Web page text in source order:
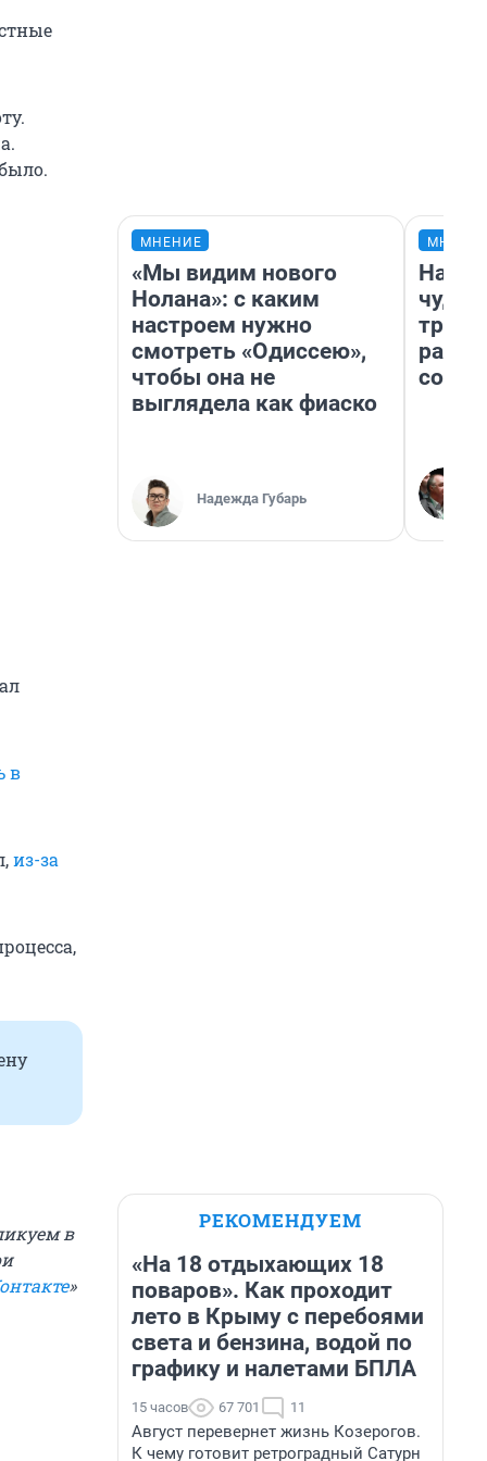
в
из-за
в
»
МНЕНИЕ
«Мы видим нового
Нолана»: с каким
настроем нужно
смотреть «Одиссею»,
чтобы она не
выглядела как фиаско
Надежда Губарь
РЕКОМЕНДУЕМ
«На 18 отдыхающих 18
поваров». Как проходит
лето в Крыму с перебоями
света и бензина, водой по
графику и налетами БПЛА
15 часов 67 701 11
Август перевернет жизнь Козерогов.
К чему готовит ретроградный Сатурн